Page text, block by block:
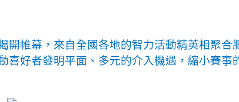
帷幕，來自全國各地的智力活動精英相聚合
好者發明平面、多元的介入機遇，縮小賽事